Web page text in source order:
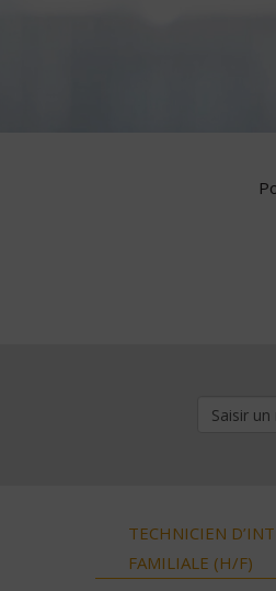
TECHNICIEN
FAMILIALE (H/F)